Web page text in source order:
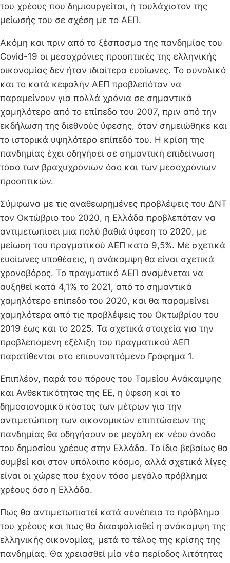
του χρέους που δημιουργείται, ή τουλάχιστον της
μείωσής του σε σχέση με το ΑΕΠ.
Ακόμη και πριν από το ξέσπασμα της πανδημίας του
Covid-19 οι μεσοχρόνιες προοπτικές της ελληνικής
οικονομίας δεν ήταν ιδιαίτερα ευοίωνες. Το συνολικό
και το κατά κεφαλήν ΑΕΠ προβλεπόταν να
παραμείνουν για πολλά χρόνια σε σημαντικά
χαμηλότερο από το επίπεδο του 2007, πριν από την
εκδήλωση της διεθνούς ύφεσης, όταν σημειώθηκε και
το ιστορικά υψηλότερο επίπεδό του. Η κρίση της
πανδημίας έχει οδηγήσει σε σημαντική επιδείνωση
τόσο των βραχυχρόνιων όσο και των μεσοχρόνιων
προοπτικών.
Σύμφωνα με τις αναθεωρημένες προβλέψεις του ΔΝΤ
τον Οκτώβριο του 2020, η Ελλάδα προβλεπόταν να
αντιμετωπίσει μια πολύ βαθιά ύφεση το 2020, με
μείωση του πραγματικού ΑΕΠ κατά 9,5%. Με σχετικά
ευοίωνες υποθέσεις, η ανάκαμψη θα είναι σχετικά
χρονοβόρος. Το πραγματικό ΑΕΠ αναμένεται να
αυξηθεί κατά 4,1% το 2021, από το σημαντικά
χαμηλότερο επίπεδο του 2020, και θα παραμείνει
χαμηλότερα από τις προβλέψεις του Οκτωβρίου του
2019 έως και το 2025. Τα σχετικά στοιχεία για την
προβλεπόμενη εξέλιξη του πραγματικού ΑΕΠ
παρατίθενται στο επισυναπτόμενο Γράφημα 1.
Επιπλέον, παρά του πόρους του Ταμείου Ανάκαμψης
και Ανθεκτικότητας της ΕΕ, η ύφεση και το
δημοσιονομικό κόστος των μέτρων για την
αντιμετώπιση των οικονομικών επιπτώσεων της
πανδημίας θα οδηγήσουν σε μεγάλη εκ νέου άνοδο
του δημοσίου χρέους στην Ελλάδα. Το ίδιο βεβαίως θα
συμβεί και στον υπόλοιπο κόσμο, αλλά σχετικά λίγες
είναι οι χώρες που έχουν τόσο μεγάλο πρόβλημα
χρέους όσο η Ελλάδα.
Πως θα αντιμετωπιστεί κατά συνέπεια το πρόβλημα
του χρέους και πως θα διασφαλισθεί η ανάκαμψη της
ελληνικής οικονομίας, μετά το τέλος της κρίσης της
πανδημίας. Θα χρειασθεί μία νέα περίοδος λιτότητας